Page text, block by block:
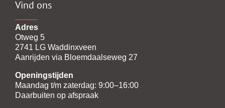
Vind ons
Adres
Otweg 5
2741 LG Waddinxveen
Aanrijden via Bloemdaalseweg 27
Openingstijden
Maandag t/m zaterdag: 9:00–16:00
Daarbuiten op afspraak